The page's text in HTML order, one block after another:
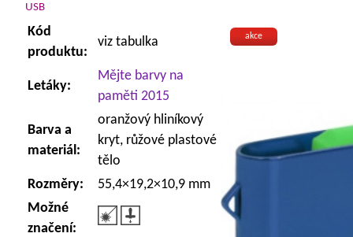
USB
akce
Kód
produktu:
viz tabulka
Letáky:
Mějte barvy na
paměti 2015
Barva a
materiál:
oranžový hliníkový
kryt, růžové plastové
tělo
Rozměry:
55,4×19,2×10,9 mm
Možné
značení: